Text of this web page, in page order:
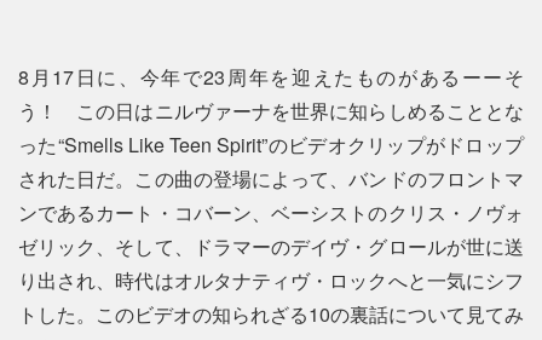
8月17日に、今年で23周年を迎えたものがあるーーそ
う！ この日はニルヴァーナを世界に知らしめることとな
った“Smells Like Teen Spirit”のビデオクリップがドロップ
された日だ。この曲の登場によって、バンドのフロントマ
ンであるカート・コバーン、ベーシストのクリス・ノヴォ
ゼリック、そして、ドラマーのデイヴ・グロールが世に送
り出され、時代はオルタナティヴ・ロックへと一気にシフ
トした。このビデオの知られざる10の裏話について見てみ